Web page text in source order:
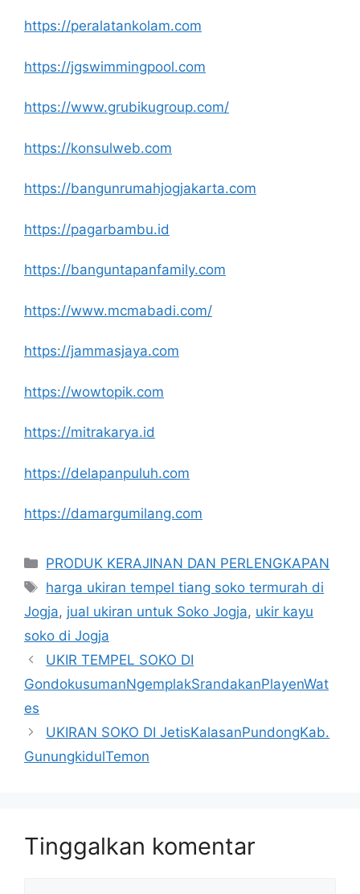
https://peralatankolam.com
https://jgswimmingpool.com
https://www.grubikugroup.com/
https://konsulweb.com
https://bangunrumahjogjakarta.com
https://pagarbambu.id
https://banguntapanfamily.com
https://www.mcmabadi.com/
https://jammasjaya.com
https://wowtopik.com
https://mitrakarya.id
https://delapanpuluh.com
https://damargumilang.com
Kategori
PRODUK KERAJINAN DAN PERLENGKAPAN
Tag
harga ukiran tempel tiang soko termurah di
Jogja, jual ukiran untuk Soko Jogja, ukir kayu
soko di Jogja
UKIR TEMPEL SOKO DI
GondokusumanNgemplakSrandakanPlayenWat
es
UKIRAN SOKO DI JetisKalasanPundongKab.
GunungkidulTemon
Tinggalkan komentar